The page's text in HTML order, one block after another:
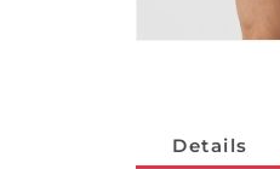
Details